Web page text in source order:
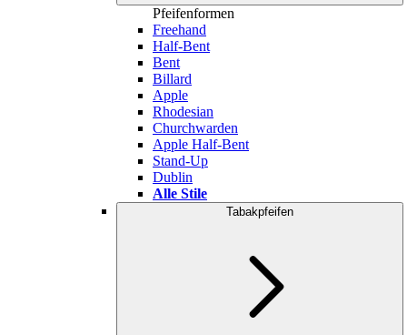
Pfeifenformen
Freehand
Half-Bent
Bent
Billard
Apple
Rhodesian
Churchwarden
Apple Half-Bent
Stand-Up
Dublin
Alle Stile
Tabakpfeifen